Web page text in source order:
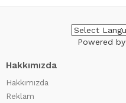
Powered by
Hakkımızda
Hakkımızda
Reklam